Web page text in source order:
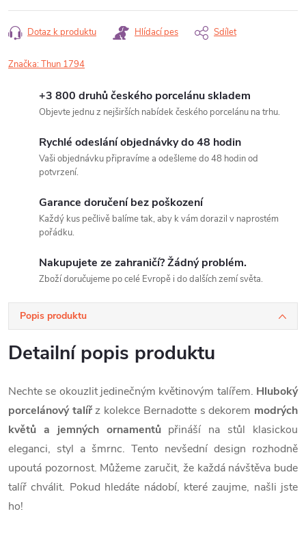
Dotaz k produktu Hlídací pes Sdílet
Značka:Thun 1794
+3 800 druhů českého porcelánu skladem
Objevte jednu z nejširších nabídek českého porcelánu na trhu.
Rychlé odeslání objednávky do 48 hodin
Vaši objednávku připravíme a odešleme do 48 hodin od
potvrzení.
Garance doručení bez poškození
Každý kus pečlivě balíme tak, aby k vám dorazil v naprostém
pořádku.
Nakupujete ze zahraničí? Žádný problém.
Zboží doručujeme po celé Evropě i do dalších zemí světa.
Popis produktu
Detailní popis produktu
Nechte se okouzlit jedinečným květinovým talířem. Hluboký
porcelánový talířz kolekce Bernadotte s dekorem modrých
květů a jemných ornamentůpřináší na stůl klasickou
eleganci, styl a šmrnc. Tento nevšední design rozhodně
upoutá pozornost. Můžeme zaručit, že každá návštěva bude
talíř chválit. Pokud hledáte nádobí, které zaujme, našli jste
ho!